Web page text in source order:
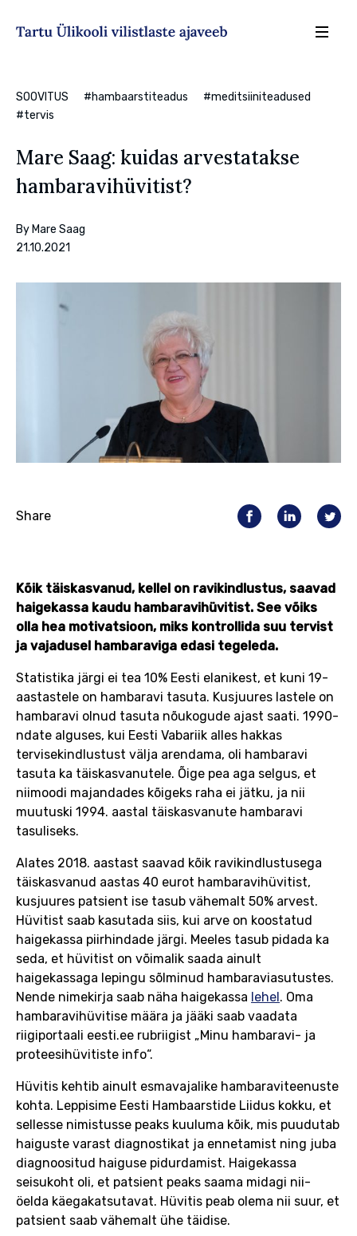
Sisesta märksõna
Mare Saag: kuidas arvestatakse
hambaravihüvitist?
By Mare Saag
21.10.2021
SOOVITUS #hambaarstiteadus
#meditsiiniteadused
#tervis
Share
Kõik täiskasvanud, kellel on ravikindlustus, saavad
haigekassa kaudu hambaravihüvitist. See võiks
olla hea motivatsioon, miks kontrollida suu tervist
ja vajadusel hambaraviga edasi tegeleda.
Statistika järgi ei tea 10% Eesti elanikest, et kuni 19-
aastastele on hambaravi tasuta. Kusjuures lastele on
hambaravi olnud tasuta nõukogude ajast saati. 1990-
ndate alguses, kui Eesti Vabariik alles hakkas
tervisekindlustust välja arendama, oli hambaravi
tasuta ka täiskasvanutele. Õige pea aga selgus, et
niimoodi majandades kõigeks raha ei jätku, ja nii
muutuski 1994. aastal täiskasvanute hambaravi
tasuliseks.
Alates 2018. aastast saavad kõik ravikindlustusega
täiskasvanud aastas 40 eurot hambaravihüvitist,
kusjuures patsient ise tasub vähemalt 50% arvest.
Hüvitist saab kasutada siis, kui arve on koostatud
haigekassa piirhindade järgi. Meeles tasub pidada ka
seda, et hüvitist on võimalik saada ainult
haigekassaga lepingu sõlminud hambaraviasutustes.
Nende nimekirja saab näha haigekassa lehel. Oma
hambaravihüvitise määra ja jääki saab vaadata
riigiportaali eesti.ee rubriigist „Minu hambaravi- ja
proteesihüvitiste info“.
Hüvitis kehtib ainult esmavajalike hambaraviteenuste
kohta. Leppisime Eesti Hambaarstide Liidus kokku, et
sellesse nimistusse peaks kuuluma kõik, mis puudutab
haiguste varast diagnostikat ja ennetamist ning juba
diagnoositud haiguse pidurdamist. Haigekassa
seisukoht oli, et patsient peaks saama midagi nii-
öelda käegakatsutavat. Hüvitis peab olema nii suur, et
patsient saab vähemalt ühe täidise.